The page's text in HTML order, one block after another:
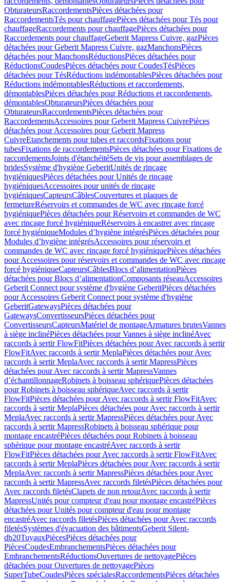
ObturateursRaccordementsPièces détachées pour
RaccordementsTés pour chauffagePièces détachées pour Tés pour
chauffageRaccordements pour chauffagePièces détachées pour
Raccordements pour chauffageGeberit Mapress Cuivre, gazPièces
détachées pour Geberit Mapress Cuivre, gazManchonsPièces
détachées pour ManchonsRéductionsPièces détachées pour
RéductionsCoudesPièces détachées pour CoudesTésPièces
détachées pour TésRéductions indémontablesPièces détachées pour
Réductions indémontablesRéductions et raccordements,
démontablesPièces détachées pour Réductions et raccordements,
démontablesObturateursPièces détachées pour
ObturateursRaccordementsPièces détachées pour
RaccordementsAccessoires pour Geberit Mapress CuivrePièces
détachées pour Accessoires pour Geberit Mapress
CuivreEtanchements pour tubes et raccordsFixations pour
tubesFixations de raccordementsPièces détachées pour Fixations de
raccordementsJoints d'étanchéitéSets de vis pour assemblages de
bridesSystème d'hygiène GeberitUnités de rinçage
hygiéniquesPièces détachées pour Unités de rinçage
hygiéniquesAccessoires pour unités de rinçage
hygiéniquesCapteursCâblesCouvertures et plaques de
fermetureRéservoirs et commandes de WC avec rinçage forcé
hygiéniquePièces détachées pour Réservoirs et commandes de WC
avec rinçage forcé hygiéniqueRéservoirs à encastrer avec rinçage
forcé hygiéniqueModules d’hygiène intégrésPièces détachées pour
Modules d’hygiène intégrésAccessoires pour réservoirs et
commandes de WC avec rinçage forcé hygiéniquePièces détachées
pour Accessoires pour réservoirs et commandes de WC avec rinçage
forcé hygiéniqueCapteursCâblesBlocs d’alimentationPièces
détachées pour Blocs d’alimentationComposants réseauAccessoires
Geberit Connect pour système d'hygiène GeberitPièces détachées
pour Accessoires Geberit Connect pour système d'hygiène
GeberitGatewaysPièces détachées pour
GatewaysConvertisseursPièces détachées pour
ConvertisseursCapteursMatériel de montageArmatures brutesVannes
à siège inclinéPièces détachées pour Vannes à siège inclinéAvec
raccords à sertir FlowFitPièces détachées pour Avec raccords à sertir
FlowFitAvec raccords à sertir MeplaPièces détachées pour Avec
raccords à sertir MeplaAvec raccords à sertir MapressPièces
détachées pour Avec raccords à sertir MapressVannes
d’échantillonnageRobinets à boisseau sphériquePièces détachées
pour Robinets à boisseau sphériqueAvec raccords à sertir
FlowFitPièces détachées pour Avec raccords à sertir FlowFitAvec
raccords à sertir MeplaPièces détachées pour Avec raccords à sertir
MeplaAvec raccords à sertir MapressPièces détachées pour Avec
raccords à sertir MapressRobinets à boisseau sphérique pour
montage encastréPièces détachées pour Robinets à boisseau
sphérique pour montage encastréAvec raccords à sertir
FlowFitPièces détachées pour Avec raccords à sertir FlowFitAvec
raccords à sertir MeplaPièces détachées pour Avec raccords à sertir
MeplaAvec raccords à sertir MapressPièces détachées pour Avec
raccords à sertir MapressAvec raccords filetésPièces détachées pour
Avec raccords filetésClapets de non retourAvec raccords à sertir
MapressUnités pour compteur d'eau pour montage encastréPièces
détachées pour Unités pour compteur d'eau pour montage
encastréAvec raccords filetésPièces détachées pour Avec raccords
filetésSystèmes d'évacuation des bâtimentsGeberit Silent-
db20TuyauxPiècesPièces détachées pour
PiècesCoudesEmbranchementsPièces détachées pour
EmbranchementsRéductionsOuvertures de nettoyagePièces
détachées pour Ouvertures de nettoyagePièces
SuperTubeCoudesPièces spécialesRaccordementsPièces détachées